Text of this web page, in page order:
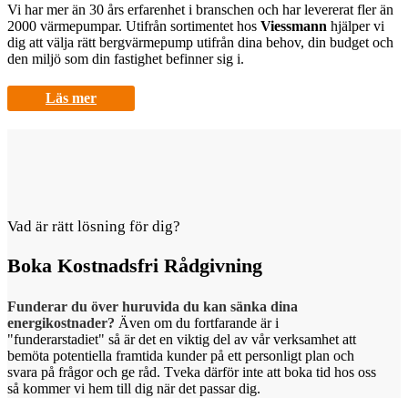
Vi har mer än 30 års erfarenhet i branschen och har levererat fler än
2000 värmepumpar. Utifrån sortimentet hos Viessmann hjälper vi
dig att välja rätt bergvärmepump utifrån dina behov, din budget och
den miljö som din fastighet befinner sig i.
Läs mer
Vad är rätt lösning för dig?
Boka Kostnadsfri Rådgivning
Funderar du över huruvida du kan sänka dina
energikostnader? Även om du fortfarande är i
"funderarstadiet" så är det en viktig del av vår verksamhet att
bemöta potentiella framtida kunder på ett personligt plan och
svara på frågor och ge råd. Tveka därför inte att boka tid hos oss
så kommer vi hem till dig när det passar dig.